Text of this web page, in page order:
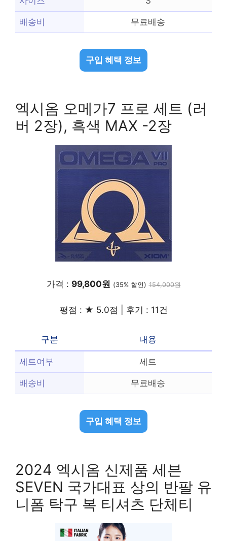
배송비 무료배송
구입 혜택 정보
엑시옴 오메가7 프로 세트 (러
버 2장), 흑색 MAX -2장
가격 : 99,800원 (35% 할인) 154,000원
평점 : ★ 5.0점 | 후기 : 11건
구분 내용
세트여부 세트
배송비 무료배송
구입 혜택 정보
2024 엑시옴 신제품 세븐
SEVEN 국가대표 상의 반팔 유
니폼 탁구 복 티셔츠 단체티